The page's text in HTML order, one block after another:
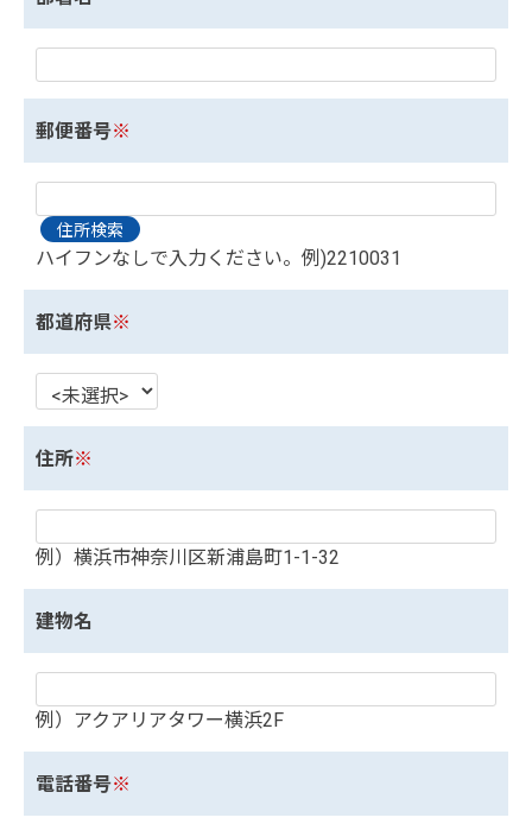
郵便番号※
ハイフンなしで入力ください。例)2210031
都道府県※
住所※
例）横浜市神奈川区新浦島町1-1-32
建物名
例）アクアリアタワー横浜2F
電話番号※